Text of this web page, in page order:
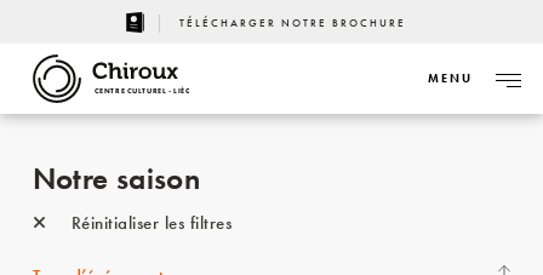
TÉLÉCHARGER NOTRE BROCHURE
CENTRE CULTUREL - LIÈGE
MENU
Notre saison
Réinitialiser les filtres